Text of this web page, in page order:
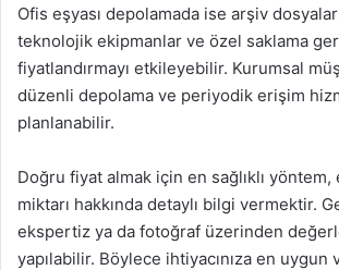
Ofis eşyası depolamada ise arşiv
teknolojik ekipmanlar ve özel saklama
fiyatlandırmayı etkileyebilir. Kurumsal
düzenli depolama ve periyodik erişim
planlanabilir.
Doğru fiyat almak için en sağlıklı yöntem,
miktarı hakkında detaylı bilgi vermektir.
ekspertiz ya da fotoğraf üzerinden
yapılabilir. Böylece ihtiyacınıza en uygun